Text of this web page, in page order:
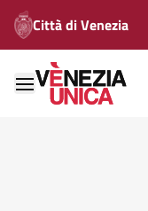
Città di Venezia